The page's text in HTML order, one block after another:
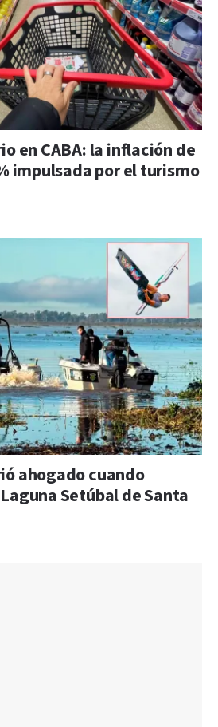
en CABA: la inflación de
impulsada por el turismo
ahogado cuando
Setúbal de Santa